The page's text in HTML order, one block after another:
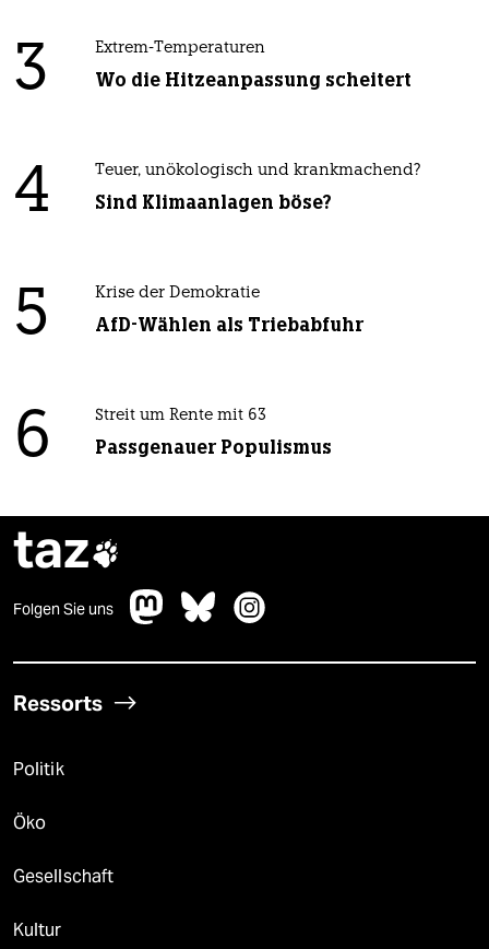
3 Extrem-Temperaturen
Wo die Hitzeanpassung scheitert
4 Teuer, unökologisch und krankmachend?
Sind Klimaanlagen böse?
5 Krise der Demokratie
AfD-Wählen als Triebabfuhr
6 Streit um Rente mit 63
Passgenauer Populismus
taz
Folgen Sie uns
Ressorts
Politik
Öko
Gesellschaft
Kultur